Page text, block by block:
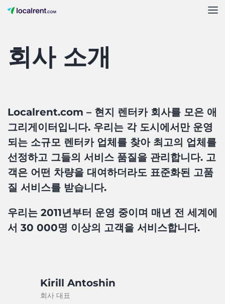
회사 소개
Localrent.com – 현지 렌터카 회사를 모은 애
그리게이터입니다. 우리는 각 도시에서만 운영
되는 소규모 렌터카 업체를 찾아 최고의 업체를
선정하고 그들의 서비스 품질을 관리합니다. 고
객은 어떤 차량을 대여하더라도 표준화된 고품
질 서비스를 받습니다.
우리는 2011년부터 운영 중이며 매년 전 세계에
서 30 000명 이상의 고객을 서비스합니다.
Kirill Antoshin
회사 대표